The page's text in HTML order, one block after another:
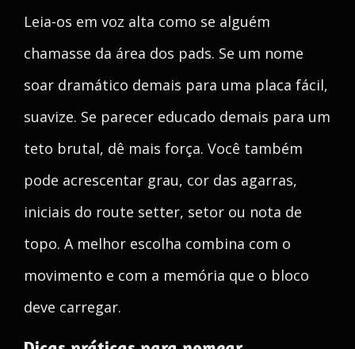
Leia-os em voz alta como se alguém
chamasse da área dos pads. Se um nome
soar dramático demais para uma placa fácil,
suavize. Se parecer educado demais para um
teto brutal, dê mais força. Você também
pode acrescentar grau, cor das agarras,
iniciais do route setter, setor ou nota de
topo. A melhor escolha combina com o
movimento e com a memória que o bloco
deve carregar.